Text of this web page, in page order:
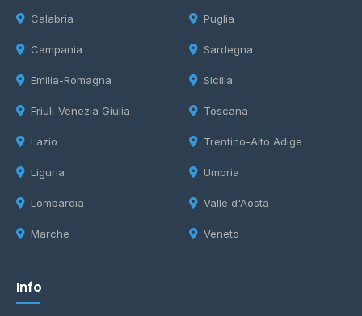
Calabria
Campania
Emilia-Romagna
Friuli-Venezia Giulia
Lazio
Liguria
Lombardia
Marche
Puglia
Sardegna
Sicilia
Toscana
Trentino-Alto Adige
Umbria
Valle d'Aosta
Veneto
Info